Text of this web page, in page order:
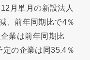
月単月の新設法人
、前年同期比で4％
業は前年同期比
の企業は同35.4％